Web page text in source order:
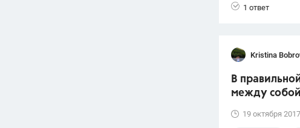
1 ответ
Kristina
В
между
19 октября 2017